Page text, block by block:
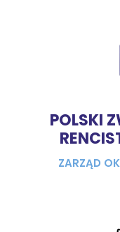
POLSKI
ZARZĄD